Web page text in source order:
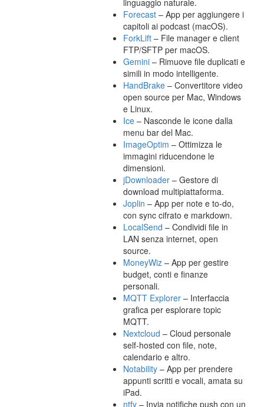
linguaggio naturale.
Forecast – App per aggiungere i
capitoli ai podcast (macOS).
ForkLift – File manager e client
FTP/SFTP per macOS.
Gemini – Rimuove file duplicati e
simili in modo intelligente.
HandBrake – Convertitore video
open source per Mac, Windows
e Linux.
Ice – Nasconde le icone dalla
menu bar del Mac.
ImageOptim – Ottimizza le
immagini riducendone le
dimensioni.
jDownloader – Gestore di
download multipiattaforma.
Joplin – App per note e to-do,
con sync cifrato e markdown.
LocalSend – Condividi file in
LAN senza internet, open
source.
MoneyWiz – App per gestire
budget, conti e finanze
personali.
MQTT Explorer – Interfaccia
grafica per esplorare topic
MQTT.
Nextcloud – Cloud personale
self-hosted con file, note,
calendario e altro.
Notability – App per prendere
appunti scritti e vocali, amata su
iPad.
ntfy – Invia notifiche push con un